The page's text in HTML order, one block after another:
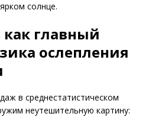
солнце.
как главный
ослепления
в среднестатистическом
неутешительную картину: